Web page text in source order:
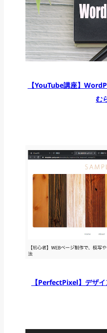
【YouTube講座】
む
【PerfectPixel】デザ